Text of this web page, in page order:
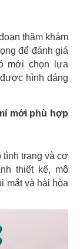
thăm khám
để đánh giá
mới chọn lựa
hình dáng
mới phù hợp
tình trạng và cơ
thiết kế, mô
mắt và hài hòa